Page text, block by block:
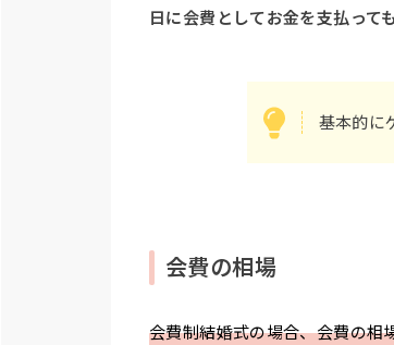
日に会費としてお金を支払って
基本的に
会費の相場
会費制結婚式の場合、会費の相